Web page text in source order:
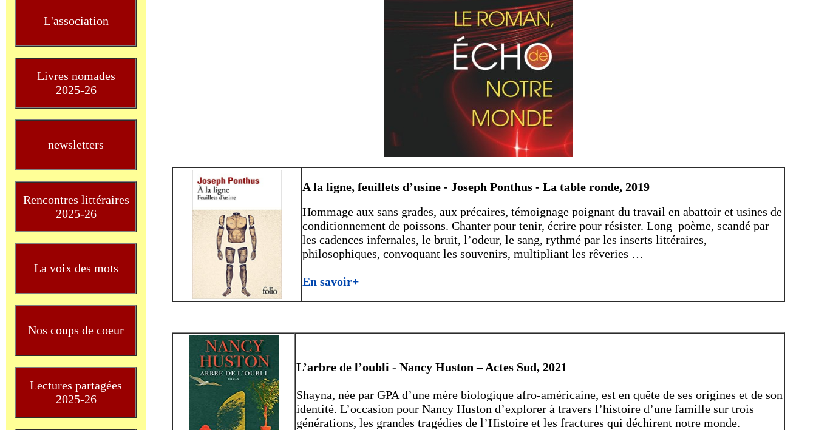
L'association
Livres nomades
2025-26
newsletters
Rencontres littéraires
2025-26
La voix des mots
Nos coups de coeur
Lectures partagées
2025-26
A la ligne, feuillets d’usine - Joseph Ponthus - La table ronde, 2019
Hommage aux sans grades, aux précaires, témoignage poignant du travail en abattoir et usines de
conditionnement de poissons. Chanter pour tenir, écrire pour résister. Long poème, scandé par
les cadences infernales, le bruit, l’odeur, le sang, rythmé par les inserts littéraires,
philosophiques, convoquant les souvenirs, multipliant les rêveries …
En savoir+
L’arbre de l’oubli - Nancy Huston – Actes Sud, 2021
Shayna, née par GPA d’une mère biologique afro-américaine, est en quête de ses origines et de son
identité. L’occasion pour Nancy Huston d’explorer à travers l’histoire d’une famille sur trois
générations, les grandes tragédies de l’Histoire et les fractures qui déchirent notre monde.